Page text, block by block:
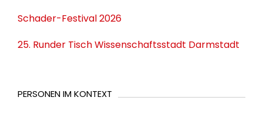
Schader-Festival 2026
25. Runder Tisch Wissenschaftsstadt Darmstadt
PERSONEN IM KONTEXT